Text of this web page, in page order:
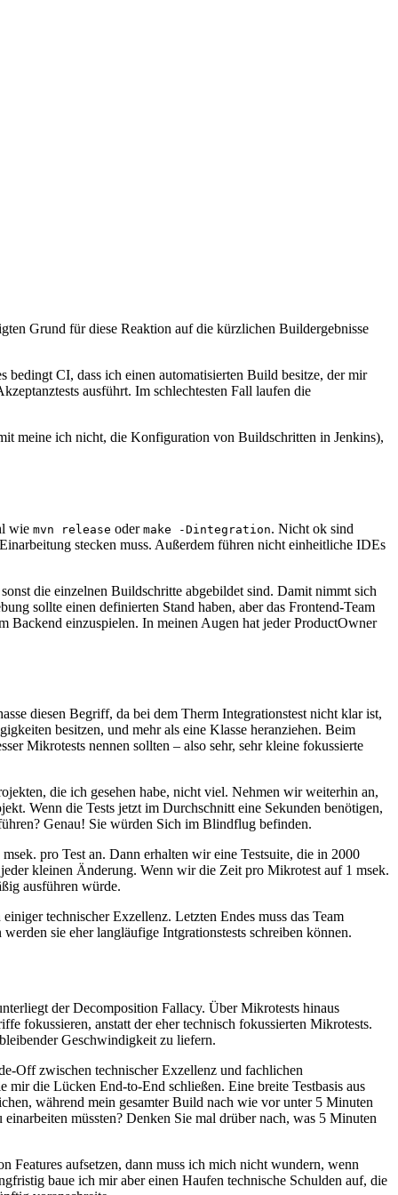
Grund für diese Reaktion auf die kürzlichen Buildergebnisse
CI, dass ich einen automatisierten Build besitze, der mir
ausführt. Im schlechtesten Fall laufen die
meine ich nicht, die Konfiguration von Buildschritten in Jenkins),
wie mvn release oder make -Dintegration. Nicht ok sind
stecken muss. Außerdem führen nicht einheitliche IDEs
die einzelnen Buildschritte abgebildet sind. Damit nimmt sich
sollte einen definierten Stand haben, aber das Frontend-Team
Backend einzuspielen. In meinen Augen hat jeder ProductOwner
diesen Begriff, da bei dem Therm Integrationstest nicht klar ist,
besitzen, und mehr als eine Klasse heranziehen. Beim
Mikrotests nennen sollten – also sehr, sehr kleine fokussierte
die ich gesehen habe, nicht viel. Nehmen wir weiterhin an,
Wenn die Tests jetzt im Durchschnitt eine Sekunden benötigen,
Genau! Sie würden Sich im Blindflug befinden.
pro Test an. Dann erhalten wir eine Testsuite, die in 2000
kleinen Änderung. Wenn wir die Zeit pro Mikrotest auf 1 msek.
ausführen würde.
technischer Exzellenz. Letzten Endes muss das Team
sie eher langläufige Intgrationstests schreiben können.
der Decomposition Fallacy. Über Mikrotests hinaus
fokussieren, anstatt der eher technisch fokussierten Mikrotests.
Geschwindigkeit zu liefern.
Off zwischen technischer Exzellenz und fachlichen
die Lücken End-to-End schließen. Eine breite Testbasis aus
während mein gesamter Build nach wie vor unter 5 Minuten
müssten? Denken Sie mal drüber nach, was 5 Minuten
Features aufsetzen, dann muss ich mich nicht wundern, wenn
baue ich mir aber einen Haufen technische Schulden auf, die